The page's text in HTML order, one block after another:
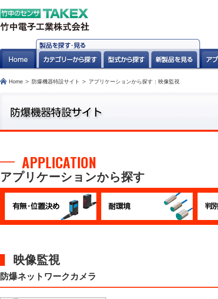
Home 防爆機器特設サイト アプリケーションから探す：映像監視
APPLICATION
アプリケーションから探す
映像監視
防爆ネットワークカメラ